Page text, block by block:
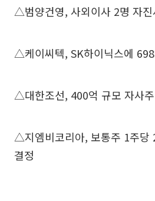
△범양건영, 사외이사 2명 자진
△케이씨텍, SK하이닉스에
△대한조선, 400억 규모 자사
△지엠비코리아, 보통주 1주당
결정